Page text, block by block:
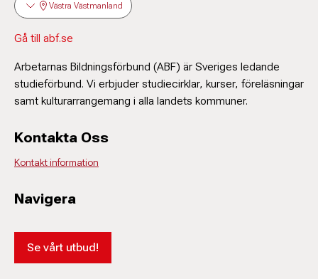
Västra Västmanland
Gå till abf.se
Arbetarnas Bildningsförbund (ABF) är Sveriges ledande
studieförbund. Vi erbjuder studiecirklar, kurser, föreläsningar
samt kulturarrangemang i alla landets kommuner.
Kontakta Oss
Kontakt information
Navigera
Se vårt utbud!